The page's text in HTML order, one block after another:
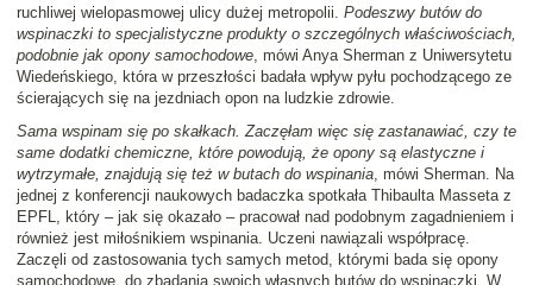
ruchliwej wielopasmowej ulicy dużej metropolii. Podeszwy butów do
wspinaczki to specjalistyczne produkty o szczególnych właściwościach,
podobnie jak opony samochodowe, mówi Anya Sherman z Uniwersytetu
Wiedeńskiego, która w przeszłości badała wpływ pyłu pochodzącego ze
ścierających się na jezdniach opon na ludzkie zdrowie.
Sama wspinam się po skałkach. Zaczęłam więc się zastanawiać, czy te
same dodatki chemiczne, które powodują, że opony są elastyczne i
wytrzymałe, znajdują się też w butach do wspinania, mówi Sherman. Na
jednej z konferencji naukowych badaczka spotkała Thibaulta Masseta z
EPFL, który – jak się okazało – pracował nad podobnym zagadnieniem i
również jest miłośnikiem wspinania. Uczeni nawiązali współpracę.
Zaczęli od zastosowania tych samych metod, którymi bada się opony
samochodowe, do zbadania swoich własnych butów do wspinaczki. W